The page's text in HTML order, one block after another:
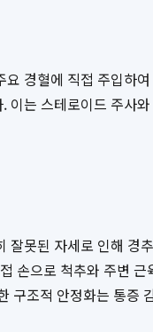
경혈에 직접 주입하
는 스테로이드 주사
못된 자세로 인해
으로 척추와 주변
조적 안정화는 통